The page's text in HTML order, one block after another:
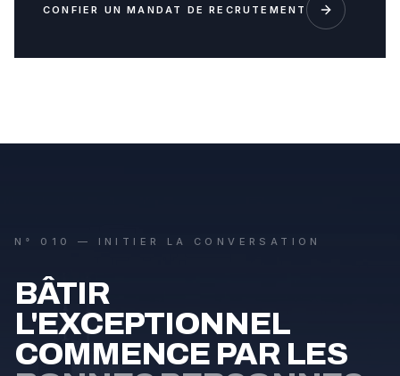
CONFIER UN MANDAT DE RECRUTEMENT
N° 010 — INITIER LA CONVERSATION
BÂTIR
L'EXCEPTIONNEL
COMMENCE PAR LES